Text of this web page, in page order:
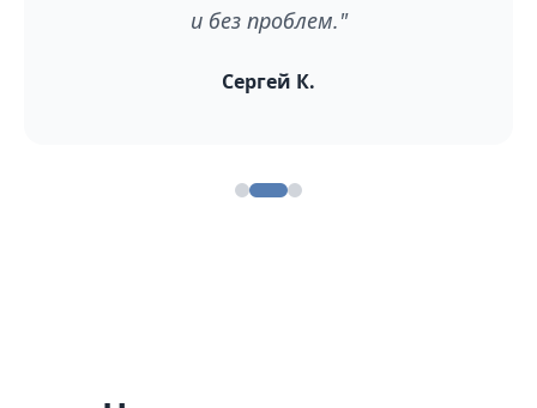
и без проблем."
Сергей К.